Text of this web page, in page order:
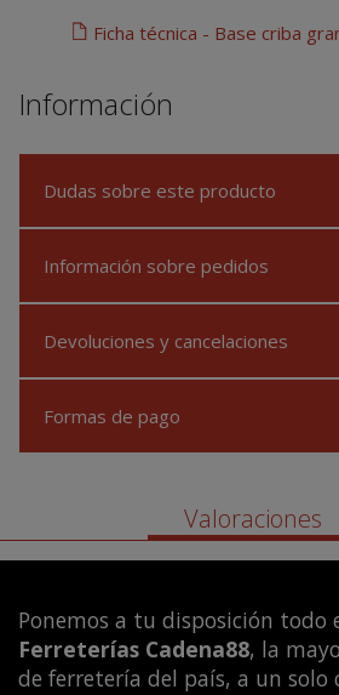
Ficha técnica - Base criba
Información
Dudas sobre este producto
Información sobre pedidos
Devoluciones y cancelaciones
Formas de pago
Valoraciones
Ponemos a tu disposición todo
Ferreterías Cadena88, la
de ferretería del país, a un solo